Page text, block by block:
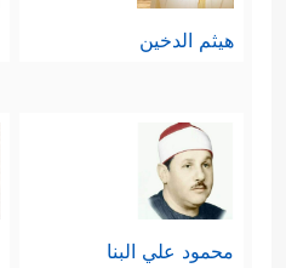
هيثم الدخين
محمود علي البنا